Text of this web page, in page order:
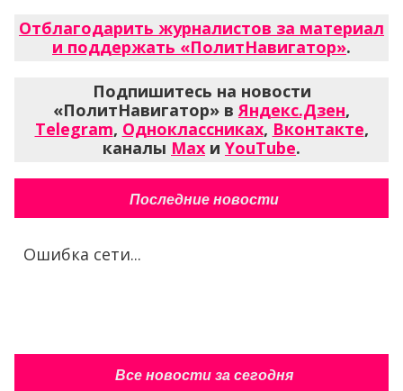
Отблагодарить журналистов за материал
и поддержать «ПолитНавигатор».
Подпишитесь на новости
«ПолитНавигатор» в Яндекс.Дзен,
Telegram, Одноклассниках, Вконтакте,
каналы Max и YouTube.
Последние новости
Ошибка сети...
Все новости за сегодня